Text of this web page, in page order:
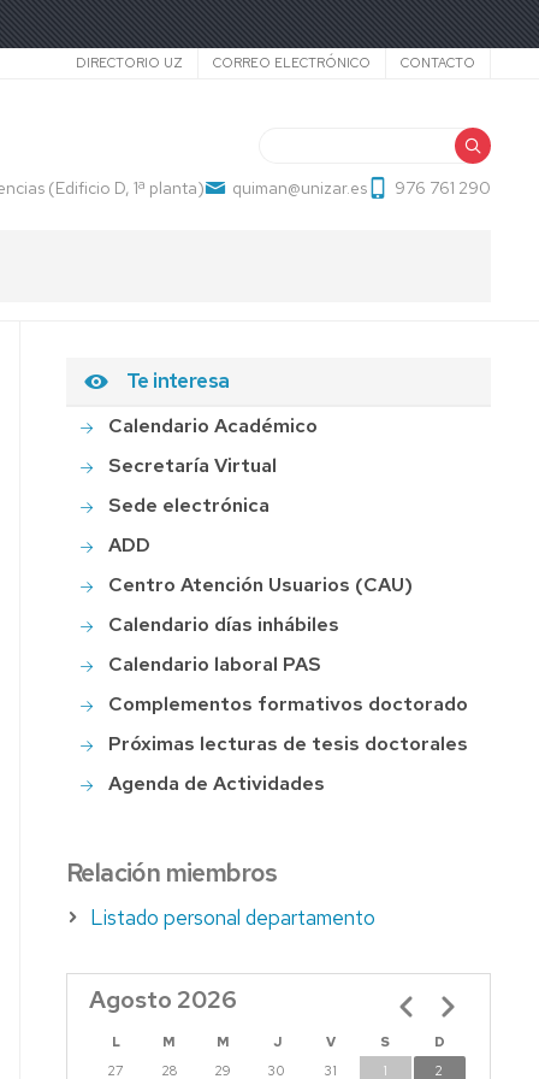
Secundario
DIRECTORIO UZ CORREO ELECTRÓNICO CONTACTO
(Edificio D, 1ª planta) quiman@unizar.es 976 761 290
Te interesa
Calendario Académico
Secretaría Virtual
Sede electrónica
ADD
Centro Atención Usuarios (CAU)
Calendario días inhábiles
Calendario laboral PAS
Complementos formativos doctorado
Próximas lecturas de tesis doctorales
Agenda de Actividades
Relación miembros
Listado personal departamento
Agosto 2026
L M M J V S
D
27
28 29 30 31 1
2
Paginación